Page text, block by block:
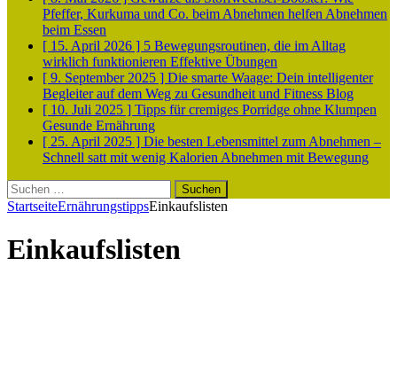
Pfeffer, Kurkuma und Co. beim Abnehmen helfen Abnehmen
beim Essen
[ 15. April 2026 ] 5 Bewegungsroutinen, die im Alltag
wirklich funktionieren Effektive Übungen
[ 9. September 2025 ] Die smarte Waage: Dein intelligenter
Begleiter auf dem Weg zu Gesundheit und Fitness Blog
[ 10. Juli 2025 ] Tipps für cremiges Porridge ohne Klumpen
Gesunde Ernährung
[ 25. April 2025 ] Die besten Lebensmittel zum Abnehmen –
Schnell satt mit wenig Kalorien Abnehmen mit Bewegung
Suchen
nach:
StartseiteErnährungstippsEinkaufslisten
Einkaufslisten